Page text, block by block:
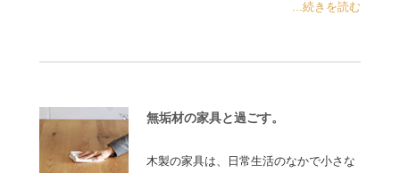
...続きを読む
無垢材の家具と過ごす。
木製の家具は、日常生活のなかで小さな